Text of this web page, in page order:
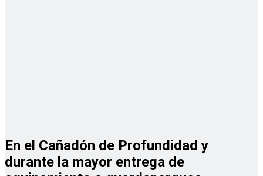
En el Cañadón de Profundidad y
durante la mayor entrega de